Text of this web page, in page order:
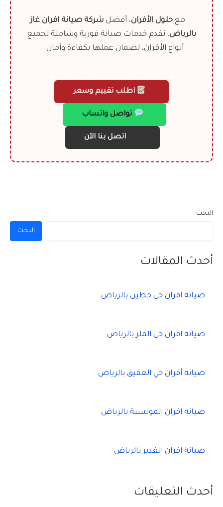
معحلول الأفران، أفضل شركة صيانة افران غاز
بالرياض، نقدم خدمات صيانة فورية وشاملة لجميع
أنواع الأفران، لضمان عملها بكفاءة وأمان.
اطلب تقييم وسعر
تواصل واتساب
اتصل بنا الآن
البحث
البحث
أحدث المقالات
صيانة افران حي حطين بالرياض
صيانة افران حي الملز بالرياض
صيانة أفران حي العقيق بالرياض
صيانه افران المونسية بالرياض
صيانة افران الغدير بالرياض
أحدث التعليقات